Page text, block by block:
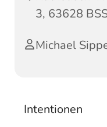
3, 63628
Michael
Intentionen